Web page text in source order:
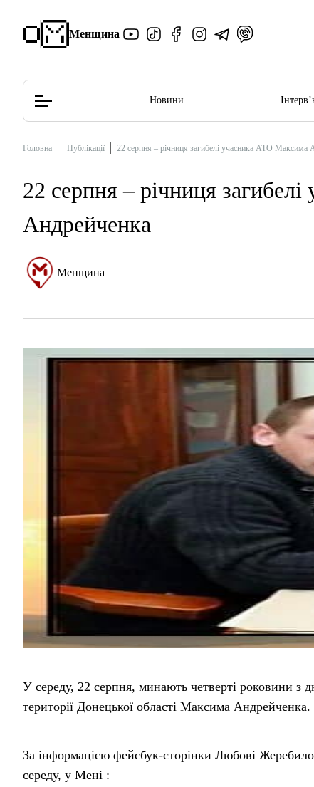
Менщина
Редакційна політика
Новини
Головна Публікації 22 серпня – річниця загибелі учасника АТО Максима
22 серпня – річниця
Андрейченка
Менщина
У середу, 22 серпня, минають четверті роковини з
території Донецької області Максима Андрейченка.
За інформацією фейсбук-сторінки Любові
середу, у Мені :